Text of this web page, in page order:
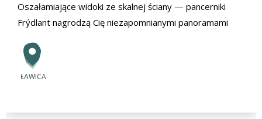
Oszałamiające widoki ze skalnej ściany — pancerniki
Frýdlant nagrodzą Cię niezapomnianymi panoramami
ŁAWICA